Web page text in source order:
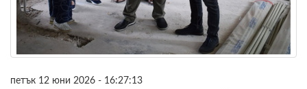
петък 12 юни 2026 - 16:27:13